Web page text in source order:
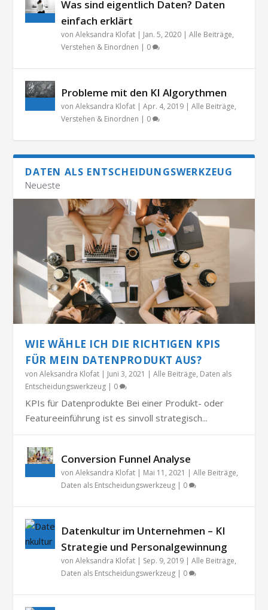
Was sind eigentlich Daten? Daten
einfach erklärt
vonAleksandra Klofat | Jan. 5, 2020 |Alle Beiträge,
Verstehen & Einordnen | 0
Probleme mit den KI Algorythmen
vonAleksandra Klofat |Apr. 4, 2019 |Alle Beiträge,
Verstehen & Einordnen | 0
DATEN ALS ENTSCHEIDUNGSWERKZEUG
Neueste
WIE WÄHLE ICH DIE RICHTIGEN KPIS
FÜR MEIN DATENPRODUKT AUS?
vonAleksandra Klofat | Juni 3, 2021 |Alle Beiträge, Daten als
Entscheidungswerkzeug | 0
KPIs für Datenprodukte Bei einer Produkt- oder
Featureeinführung ist es sinvoll strategisch...
Conversion Funnel Analyse
vonAleksandra Klofat | Mai 11, 2021 |Alle Beiträge,
Daten als Entscheidungswerkzeug | 0
Datenkultur im Unternehmen – KI
Strategie und Personalgewinnung
vonAleksandra Klofat | Sep. 9, 2019 |Alle Beiträge,
Daten als Entscheidungswerkzeug | 0